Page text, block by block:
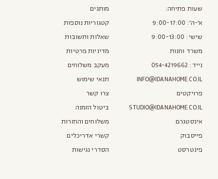
שעות פתיחה:
א׳-ה׳: 9:00-17:00
שישי: 9:00-13:00
משרד וחנות
נייד: 054-4219662
INFO@IDANAHOME.CO.IL
פרויקטים
STUDIO@IDANAHOME.CO.IL
אינסטגרם
פייסבוק
פינטרסט
מותגים
קטגוריות נוספות
שאלות ותשובות
מדיניות פרטיות
מעקב משלוחים
תנאי שימוש
צרו קשר
ביטול הזמנה
משלוחים והחזרות
קשרי אדריכלים
הסדרי נגישות